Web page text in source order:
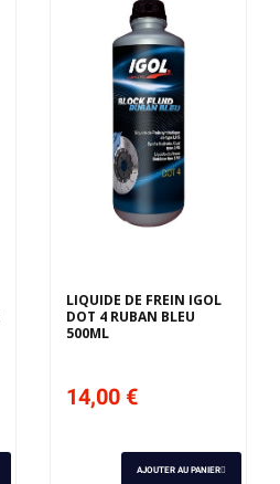
LIQUIDE DE FREIN IGOL
DOT 4 RUBAN BLEU
500ML
14,00 €
AJOUTER AU PANIER